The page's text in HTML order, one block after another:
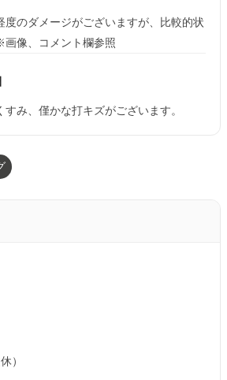
度のダメージがございますが、比較的状
像、コメント欄参照
み、僅かな打キズがございます。
）